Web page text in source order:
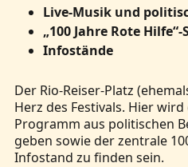
Live-Musik und
„100 Jahre Rote Hilfe“-
Infostände
Der Rio-Reiser-Platz
Herz des Festivals. Hier
Programm aus politischen
geben sowie der zentrale
Infostand zu finden sein.